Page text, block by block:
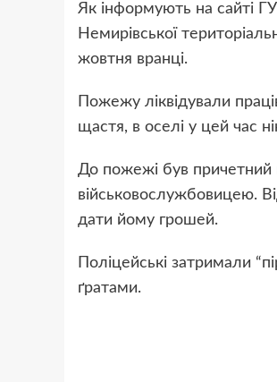
Як інформують на сайті
Немирівської
жовтня вранці.
Пожежу ліквідували
щастя, в оселі у цей час
До пожежі був причетний
військовослужбовицею.
дати йому грошей.
Поліцейські затримали
ґратами.